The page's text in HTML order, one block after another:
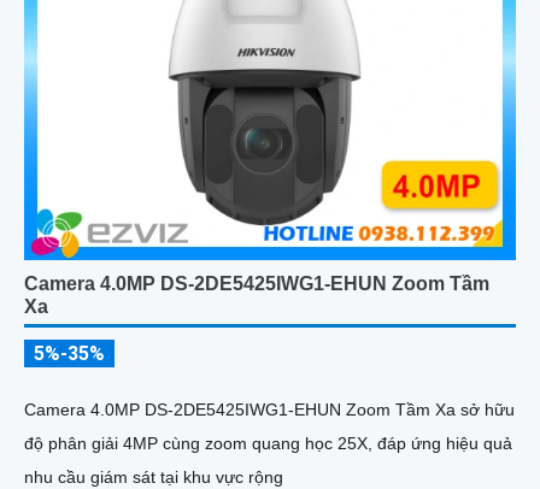
Camera 4.0MP DS-2DE5425IWG1-EHUN Zoom Tầm
Xa
5%-35%
Camera 4.0MP DS-2DE5425IWG1-EHUN Zoom Tầm Xa sở hữu
độ phân giải 4MP cùng zoom quang học 25X, đáp ứng hiệu quả
nhu cầu giám sát tại khu vực rộng